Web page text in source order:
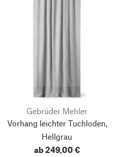
Gebrüder Mehler
Vorhang leichter Tuchloden,
Hellgrau
ab 249,00 €